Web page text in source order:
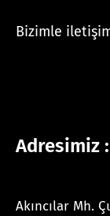
Bizimle
Adresimiz :
Akıncılar Mh.